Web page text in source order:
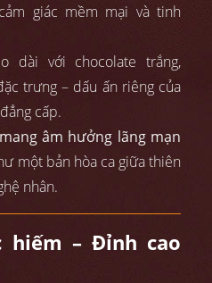
giác mềm mại và tinh
dài với chocolate trắng,
trưng – dấu ấn riêng của
cấp.
âm hưởng lãng mạn
một bản hòa ca giữa thiên
nhân.
hiếm – Đỉnh cao